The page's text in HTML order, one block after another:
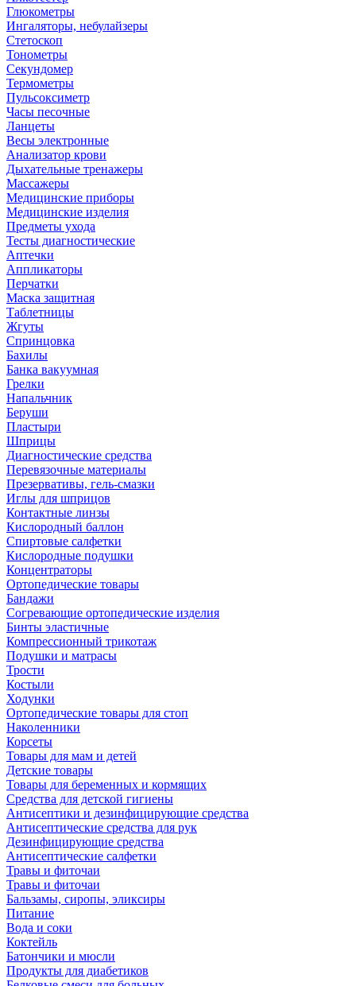
Глюкометры
Ингаляторы, небулайзеры
Стетоскоп
Тонометры
Секундомер
Термометры
Пульсоксиметр
Часы песочные
Ланцеты
Весы электронные
Анализатор крови
Дыхательные тренажеры
Массажеры
Медицинские приборы
Медицинские изделия
Предметы ухода
Тесты диагностические
Аптечки
Аппликаторы
Перчатки
Маска защитная
Таблетницы
Жгуты
Спринцовка
Бахилы
Банка вакуумная
Грелки
Напальчник
Беруши
Пластыри
Шприцы
Диагностические средства
Перевязочные материалы
Презервативы, гель-смазки
Иглы для шприцов
Контактные линзы
Кислородный баллон
Спиртовые салфетки
Кислородные подушки
Концентраторы
Ортопедические товары
Бандажи
Согревающие ортопедические изделия
Бинты эластичные
Компрессионный трикотаж
Подушки и матрасы
Трости
Костыли
Ходунки
Ортопедические товары для стоп
Наколенники
Корсеты
Товары для мам и детей
Детские товары
Товары для беременных и кормящих
Средства для детской гигиены
Антисептики и дезинфицирующие средства
Антисептические средства для рук
Дезинфицирующие средства
Антисептические салфетки
Травы и фиточаи
Травы и фиточаи
Бальзамы, сиропы, эликсиры
Питание
Вода и соки
Коктейль
Батончики и мюсли
Продукты для диабетиков